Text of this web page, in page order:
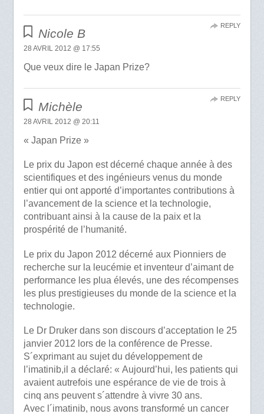
Nicole B
28 AVRIL 2012 @ 17:55
Que veux dire le Japan Prize?
REPLY
Michèle
28 AVRIL 2012 @ 20:11
« Japan Prize »
Le prix du Japon est décerné chaque année à des
scientifiques et des ingénieurs venus du monde
entier qui ont apporté d’importantes contributions à
l’avancement de la science et la technologie,
contribuant ainsi à la cause de la paix et la
prospérité de l’humanité.
Le prix du Japon 2012 décerné aux Pionniers de
recherche sur la leucémie et inventeur d’aimant de
performance les plua élevés, une des récompenses
les plus prestigieuses du monde de la science et la
technologie.
Le Dr Druker dans son discours d’acceptation le 25
janvier 2012 lors de la conférence de Presse.
S´exprimant au sujet du développement de
l’imatinib,il a déclaré: « Aujourd’hui, les patients qui
avaient autrefois une espérance de vie de trois à
cinq ans peuvent s´attendre à vivre 30 ans.
Avec l´imatinib, nous avons transformé un cancer
REPLY